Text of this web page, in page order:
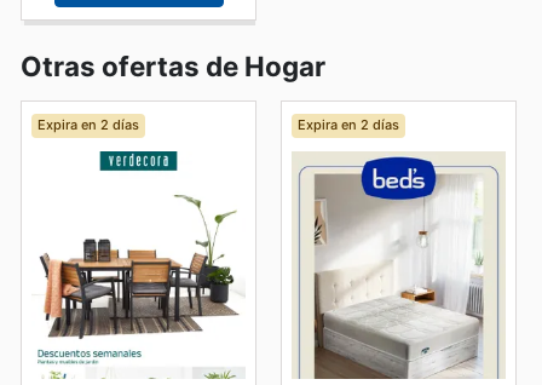
Otras ofertas de Hogar
Expira en 2 días Expira en 2 días